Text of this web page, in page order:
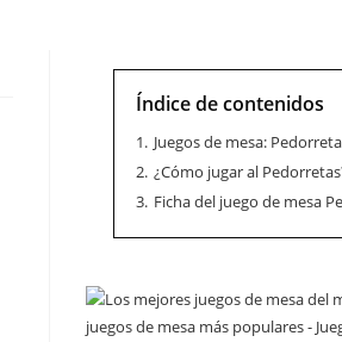
Índice de contenidos
1. Juegos de mesa:
2. ¿Cómo jugar al
3. Ficha del juego de mesa